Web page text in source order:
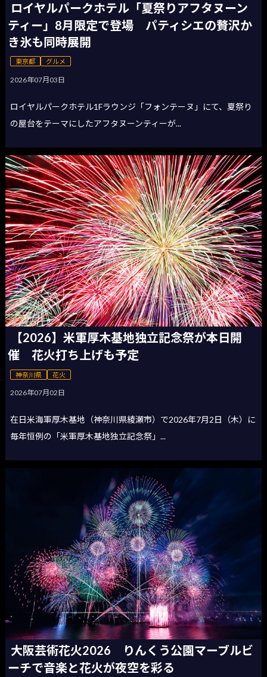
ロイヤルパークホテル「夏祭りアフタヌーン
ティー」8月限定で登場 パティシエの贅沢か
き氷も同時展開
東京都 グルメ
2026年07月03日
ロイヤルパークホテル1Fラウンジ「フォンテーヌ」にて、夏祭り
の屋台をテーマにしたアフタヌーンティーが...
【2026】米軍厚木基地独立記念祭が本日開
催 花火打ち上げも予定
神奈川県 花火
2026年07月02日
在日米海軍厚木基地（神奈川県綾瀬市）で2026年7月2日（木）に
毎年恒例の「米軍厚木基地独立記念祭」...
大阪芸術花火2026 りんくう公園マーブルビ
ーチで音楽と花火が夜空を彩る